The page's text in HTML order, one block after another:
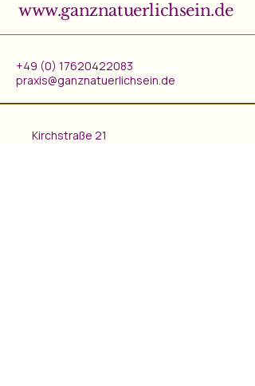
www.ganznatuerlichsein.de
+49 (0) 17620422083
praxis@ganznatuerlichsein.de
Kirchstraße 21